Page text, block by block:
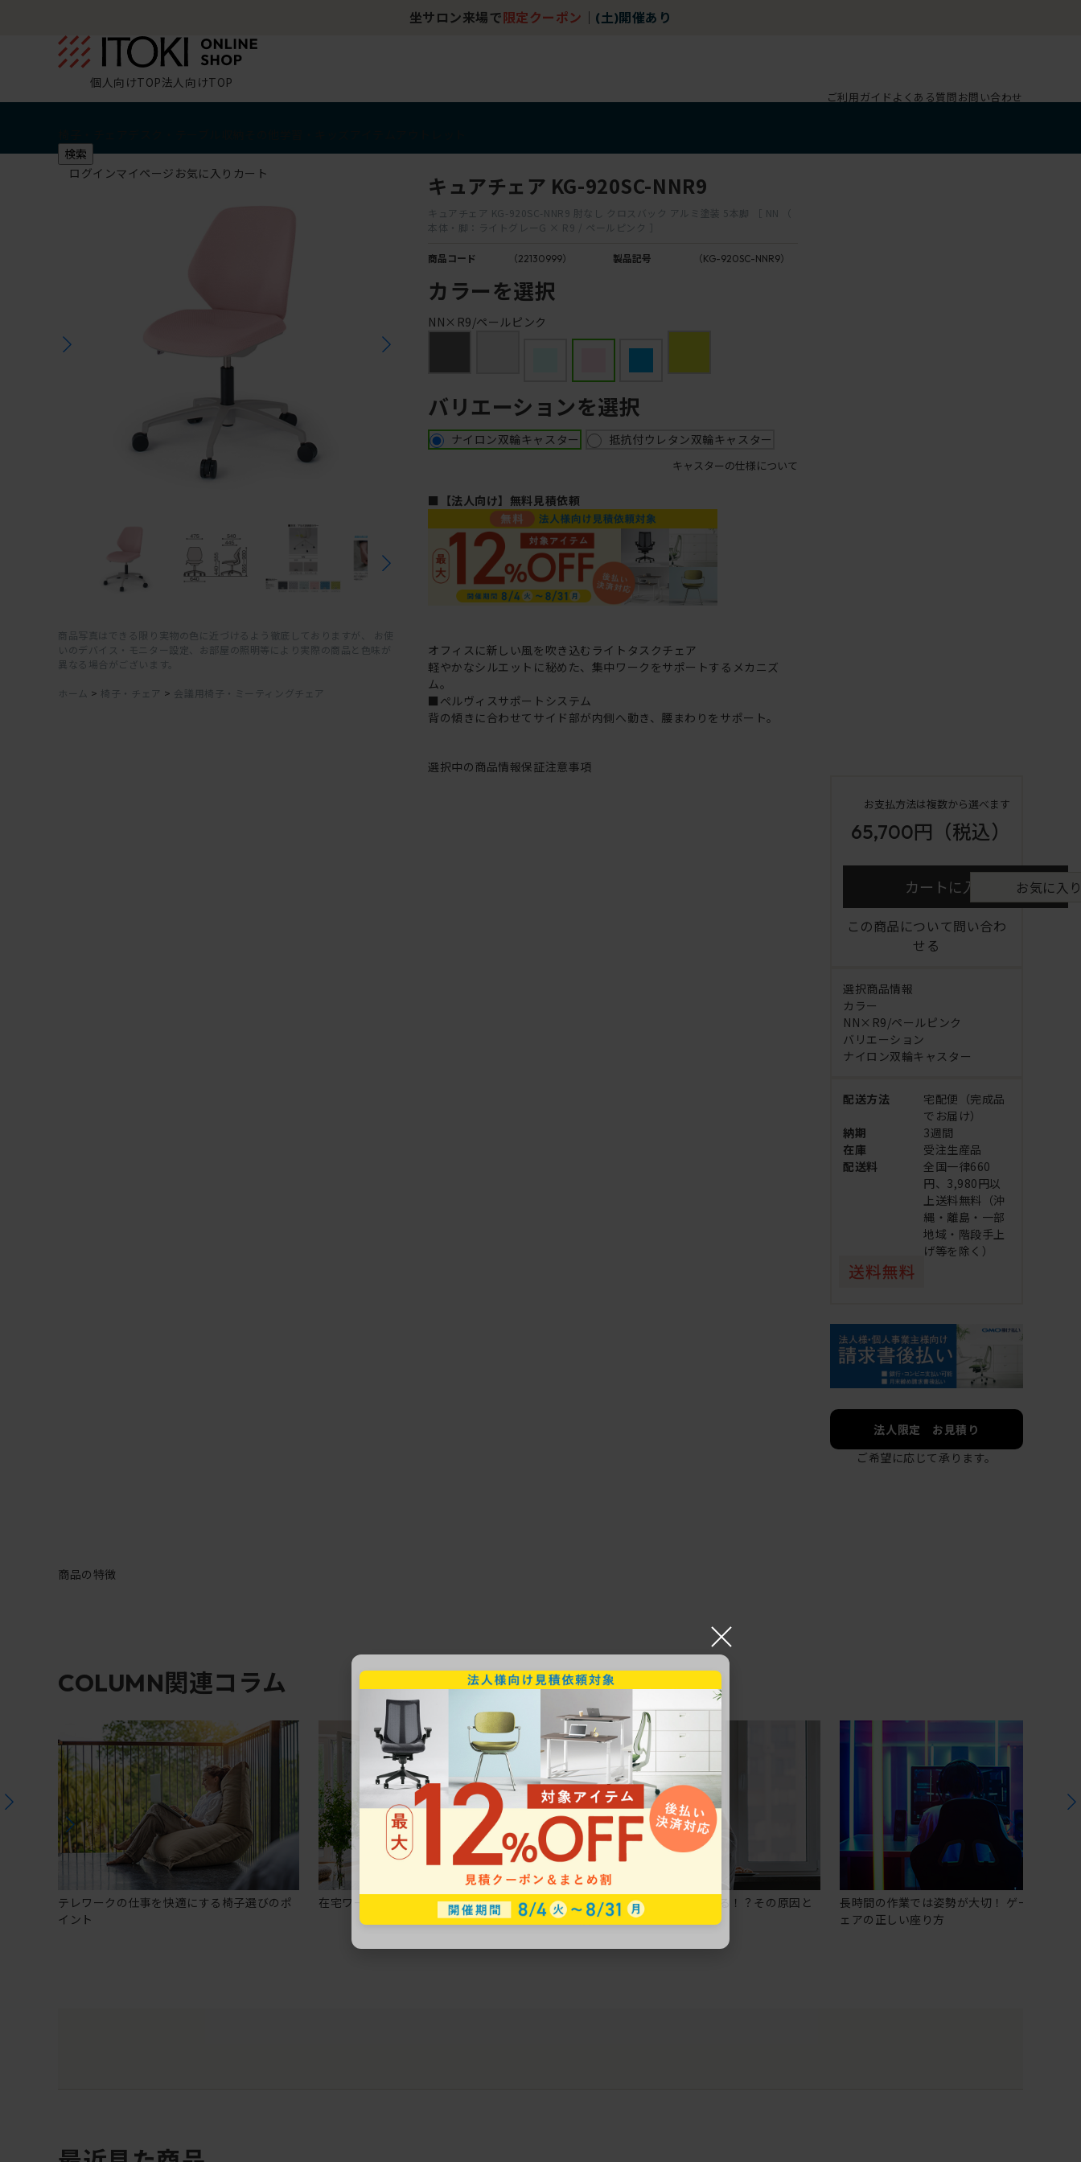
坐サロン来場で 限定クーポン (土)開催あり
個人向けTOP法人向けTOP
ご利用ガイド よくある質問お問い合わせ
検索
ログインマイページ お気に入り カート
商品写真はできる限り実物の色に近づけるよう徹底しておりますが、 お使
いのデバイス・モニター設定、お部屋の照明等により実際の商品と色味が
異なる場合がございます。
ホーム > 椅子・チェア > 会議用椅子・ミーティングチェア
キュアチェア KG-920SC-NNR9
キュアチェア KG-920SC-NNR9 肘なし クロスバック アルミ塗装 5本脚 ［ NN （
本体・脚：ライトグレーG × R9 / ペールピンク ］
商品コード （22130999） 製品記号 （KG-920SC-NNR9）
カラーを選択
NN×R9/ペールピンク
バリエーションを選択
ナイロン双輪キャスター 抵抗付ウレタン双輪キャスター
キャスターの仕様について
■【法人向け】無料見積依頼
オフィスに新しい風を吹き込むライトタスクチェア
軽やかなシルエットに秘めた、集中ワークをサポートするメカニズ
ム。
■ぺルヴィスサポートシステム
背の傾きに合わせてサイド部が内側へ動き、腰まわりをサポート。
選択中の商品情報保証注意事項
お支払方法は複数から選べます
65,700円 （税込）
カートに入れる お気に入
この商品について問い合わ
せる
選択商品情報
カラー
NN×R9/ペールピンク
バリエーション
ナイロン双輪キャスター
配送方法
宅配便（完成品
でお届け）
納期
3週間
在庫
受注生産品
配送料
全国一律660
円、3,980円以
上送料無料（沖
縄・離島・一部
地域・階段手上
げ等を除く）
法人限定 お見積り
ご希望に応じて承ります。
商品の特徴
COLUMN関連コラム
テレワークの仕事を快適にする椅子選びのポ
イント
在宅ワークにおすすめのオフィスチェア5選
椅子に座っているのに疲れる！？その原因と
疲れにくいチェアの選び方
長時間の作業では姿勢が大切！ ゲーミングチ
ェアの正しい座り方
×